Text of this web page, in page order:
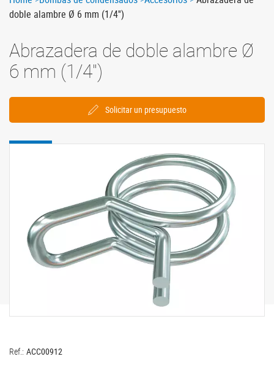
doble alambre Ø 6 mm (1/4'')
Abrazadera de doble alambre Ø
6 mm (1/4'')
Solicitar un presupuesto
Ref.: ACC00912